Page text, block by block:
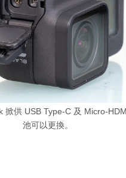
掀供 USB Type-C 及 Micro-
池可以更換。